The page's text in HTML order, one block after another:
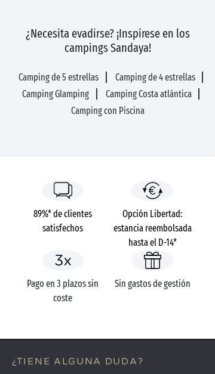
¿Necesita evadirse? ¡Inspírese en los
campings Sandaya!
Camping de 5 estrellas
Camping de 4 estrellas
Camping Glamping
Camping Costa atlántica
Camping con Piscina
89%* de clientes
satisfechos
Opción Libertad:
estancia reembolsada
hasta el D-14*
Pago en 3 plazos sin
coste
Sin gastos de gestión
¿TIENE ALGUNA DUDA?